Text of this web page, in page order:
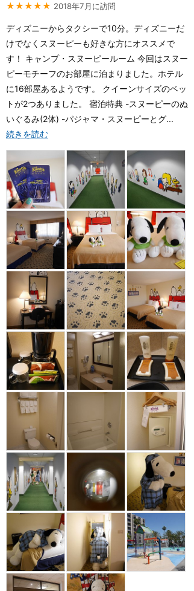
★★★★★ 2018年7月に訪問
ディズニーからタクシーで10分。ディズニーだ
けでなくスヌーピーも好きな方にオススメで
す！ キャンプ・スヌーピールーム 今回はスヌー
ピーモチーフのお部屋に泊まりました。ホテル
に16部屋あるようです。 クイーンサイズのベッ
トが2つありました。 宿泊特典 -スヌーピーのぬ
いぐるみ(2体) -パジャマ・スヌーピーとグ...
続きを読む